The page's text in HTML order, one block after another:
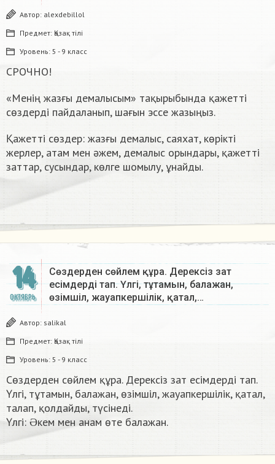
Автор: alexdebillol
Предмет: Қазақ тiлi
Уровень: 5 - 9 класс
СРОЧНО!
«Менің жазғы демалысым» тақырыбында қажетті
сөздерді пайдаланып, шағын эссе жазыңыз.
Қажетті сөздер: жазғы демалыс, саяхат, көрікті
жерлер, атам мен әжем, демалыс орындары, қажетті
заттар, сусындар, көлге шомылу, ұнайды.
14
ОКТЯБРЬ
Сөздерден сөйлем құра. Дерексіз зат
есімдерді тап. Үлгі, тұтамын, балажан,
өзімшіл, жауапкершілік, қатал,…
Автор: salikal
Предмет: Қазақ тiлi
Уровень: 5 - 9 класс
Сөздерден сөйлем құра. Дерексіз зат есімдерді тап.
Үлгі, тұтамын, балажан, өзімшіл, жауапкершілік, қатал,
талап, қолдайды, түсінеді.
Үлгі: Əкем мен анам өте балажан.